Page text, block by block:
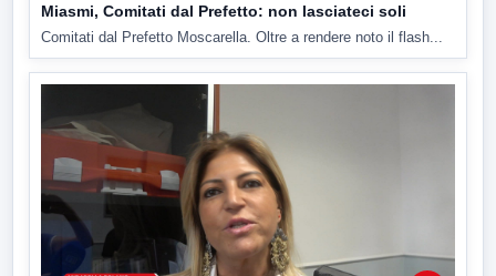
Miasmi, Comitati dal Prefetto: non lasciateci soli
Comitati dal Prefetto Moscarella. Oltre a rendere noto il flash...